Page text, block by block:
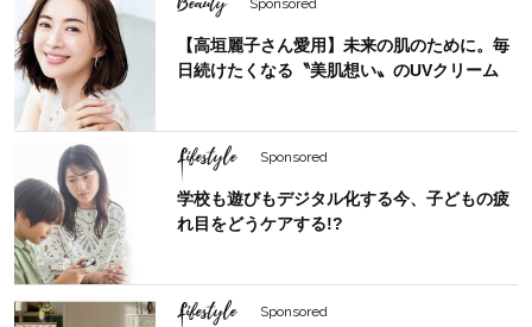
【高垣麗子さん愛用】未来の肌のために。毎
日続けたくなる〝美肌想い〟のUVクリーム
Lifestyle Sponsored
学校も遊びもデジタル化する今、子どもの疲
れ目をどうケアする!?
Lifestyle Sponsored